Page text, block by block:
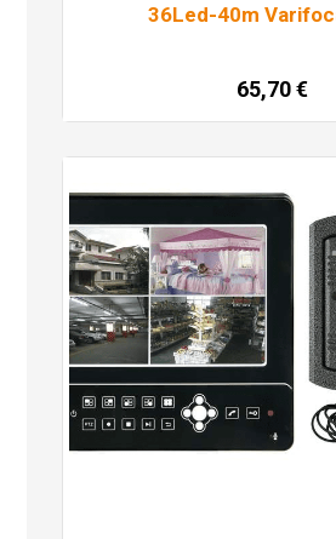
36Led-40m
65,70€
Dodaj u